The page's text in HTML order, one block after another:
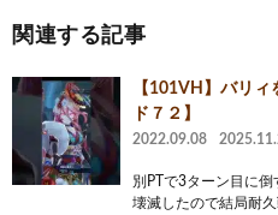
関連する記事
【101VH】バリ
ド７２】
2022.09.08
別PTで3ターン目に
壊滅したので結局耐